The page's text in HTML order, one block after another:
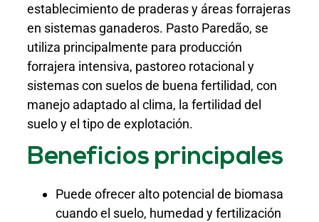
establecimiento de praderas y áreas forrajeras
en sistemas ganaderos. Pasto Paredão, se
utiliza principalmente para producción
forrajera intensiva, pastoreo rotacional y
sistemas con suelos de buena fertilidad, con
manejo adaptado al clima, la fertilidad del
suelo y el tipo de explotación.
Beneficios principales
Puede ofrecer alto potencial de biomasa
cuando el suelo, humedad y fertilización